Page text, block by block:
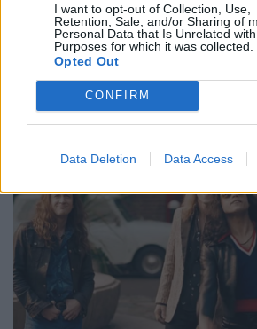
I want to opt-out of Collection, Use,
Retention, Sale, and/or Sharing of
Personal Data that Is Unrelated
Purposes for which it was collected.
Opted Out
CONFIRM
Data Deletion Data Access